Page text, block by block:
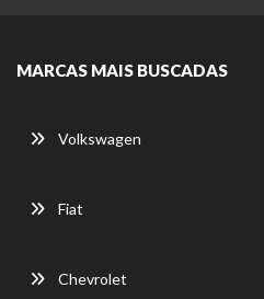
MARCAS MAIS BUSCADAS
Volkswagen
Fiat
Chevrolet